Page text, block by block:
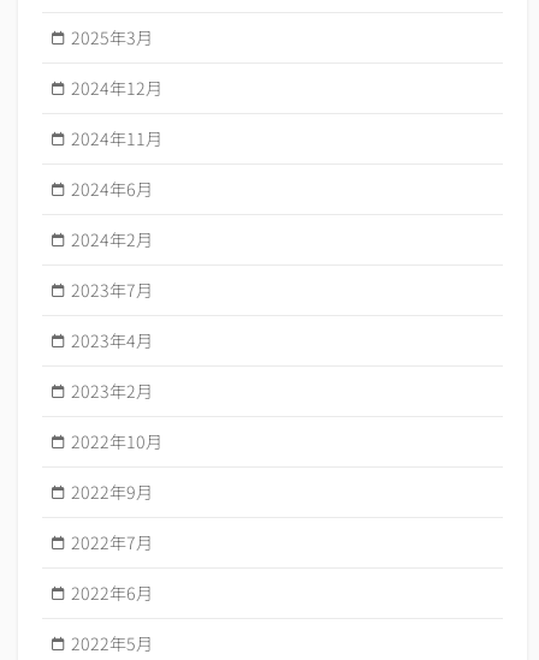
2025年3月
2024年12月
2024年11月
2024年6月
2024年2月
2023年7月
2023年4月
2023年2月
2022年10月
2022年9月
2022年7月
2022年6月
2022年5月